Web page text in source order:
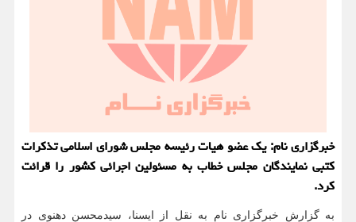
خبرگزاری نام: یک عضو هیات رئیسه مجلس شورای اسلامی تذکرات
کتبی نمایندگان مجلس خطاب به مسئولین اجرائی کشور را قرائت
کرد.
به گزارش خبرگزاری نام به نقل از ایسنا، سیدمحسن دهنوی در